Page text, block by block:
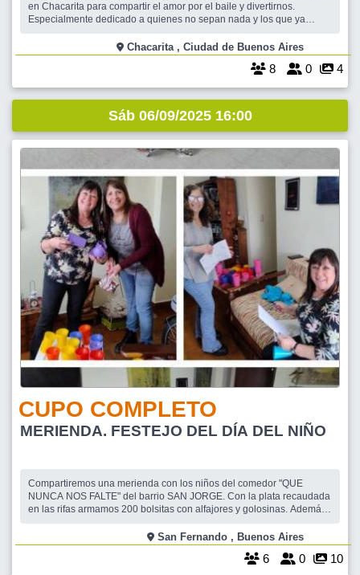
en Chacarita para compartir el amor por el baile y divertirnos.
Especialmente dedicado a quienes no sepan nada y los que ya
Dedicaremos una hora al Americano con los mejores temas
ochentosos. Arrancamos con
Chacarita , Ciudad de Buenos Aires
8 0 4
Sáb 06/09/2025 16:00
CUPO COMPLETO
MERIENDA. FESTEJO DEL DÍA DEL NIÑO
Compartiremos una merienda con los niños del comedor "QUE
NUNCA NOS FALTE" del barrio SAN JORGE. Con la plata recaudada
en las rifas armamos 200 bolsitas con alfajores y golosinas. Además
se les servirá una chocolatada/jugos. También le llevaremos a la
encargada del comedo
San Fernando , Buenos Aires
6 0 10